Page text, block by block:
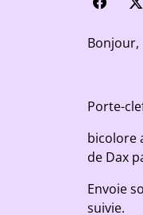
Bonjour,
Porte-
bicolore
de Dax
Envoie
suivie.